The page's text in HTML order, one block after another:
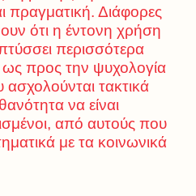
πραγματική. Διάφορες
ότι η έντονη χρήση
περισσότερα
ως προς την ψυχολογία
τακτικά
να είναι
από αυτούς που
με τα κοινωνικά